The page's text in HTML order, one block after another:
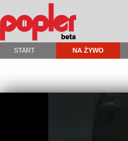
START NA ŻYWO